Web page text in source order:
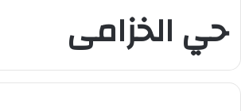
حي الخزامى